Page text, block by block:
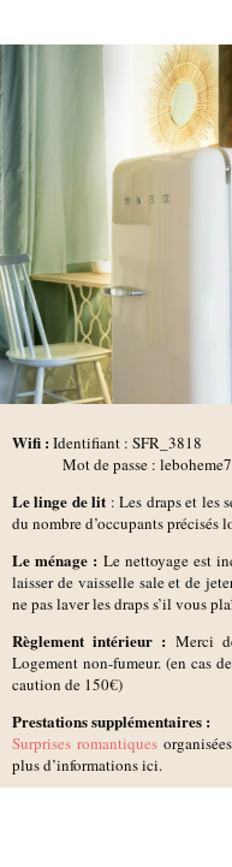
Wifi : Identifiant : SFR_3818
Mot de passe :
Le linge de lit : Les draps et les
du nombre d’occupants précisés
Le ménage : Le nettoyage est
laisser de vaisselle sale et de
ne pas laver les draps s’il vous
Règlement intérieur : Merci
Logement non-fumeur. (en cas
caution de 150€)
Prestations supplémentaires :
Surprises romantiques
plus d’informations ici.